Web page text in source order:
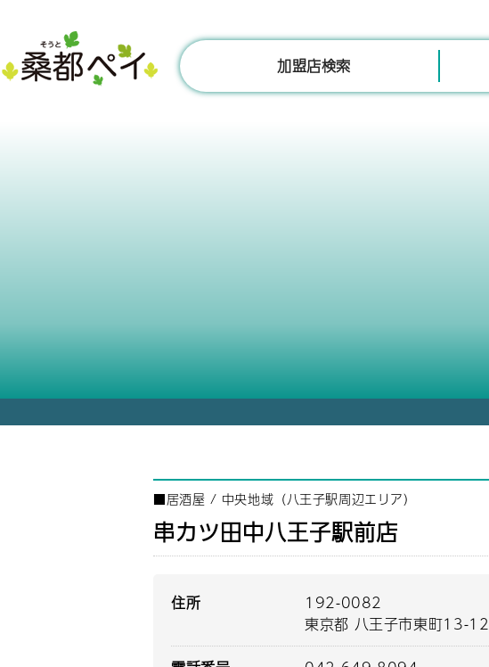
ン
加盟店検索
■居酒屋 / 中央地域（八王子駅周辺エリア）
串カツ田中八王子駅前店
住所
192-0082
東京都 八王子市東町13-12